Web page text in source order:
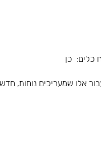
כלים: כן
אלו שמעריכים נוחות,